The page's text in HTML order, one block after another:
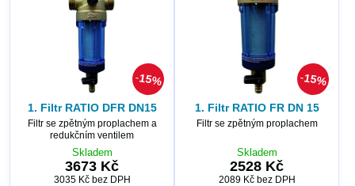
15%
1. Filtr RATIO DFR DN15
Filtr se zpětným proplachem a
redukčním ventilem
Skladem
3673 Kč
3035 Kč bez DPH
15%
1. Filtr RATIO FR DN 15
Filtr se zpětným proplachem
Skladem
2528 Kč
2089 Kč bez DPH